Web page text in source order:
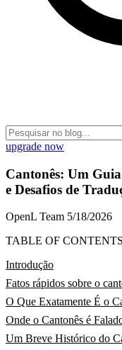
upgrade now
Cantonês: Um
e Desafios de
OpenL Team 5/18/2026
TABLE OF CONTENTS
Introdução
Fatos rápidos sobre o
O Que Exatamente É o
Onde o Cantonês é
Um Breve Histórico do